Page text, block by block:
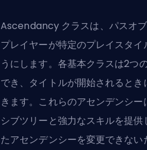
Ascendancy クラスは、パスオブ
プレイヤーが特定のプレイスタイ
うにします。各基本クラスは2つ
でき、タイトルが開始されると
きます。これらのアセンデンシ
シブツリーと強力なスキルを提
たアセンデンシーを変更できな